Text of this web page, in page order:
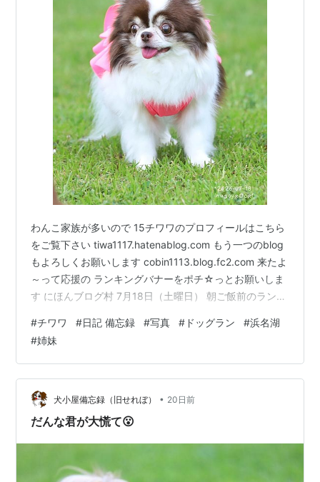
わんこ家族が多いので 15チワワのプロフィールはこちら
をご覧下さい tiwa1117.hatenablog.com もう一つのblog
もよろしくお願いします cobin1113.blog.fc2.com 来たよ
～って応援の ランキングバナーをポチ☆っとお願いしま
す にほんブログ村 7月18日（土曜日） 朝ご飯前のラン活
満々💪 さぁ、走りましょか？？？ 姉から刺激を受け
て？？？ やる気になったあずきちゃん💪 ちょこまか姉妹
の始動です🏃‍➡️🏃‍♀️‍➡️ ランキングに参加しています ランキ
ングバナーをポチ☆っとお願いします にほんブログ村
#チワワ #日記 備忘録 #写真 # ドッグラン #浜名湖
#姉妹
犬小屋備忘録（旧せれぼ） • 20日前
だんな君が大慌て😮